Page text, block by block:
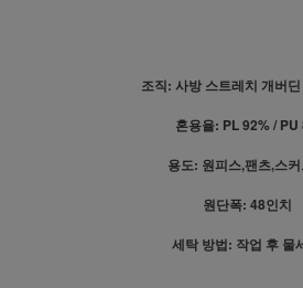
조직: 사방 스트레치 개버
혼용율: PL 92% / PU
용도: 원피스,팬츠,스
원단폭: 48인치
세탁 방법: 작업 후 물